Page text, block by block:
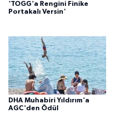
'TOGG'a Rengini Finike
Portakalı Versin'
DHA Muhabiri Yıldırım'a
AGC'den Ödül